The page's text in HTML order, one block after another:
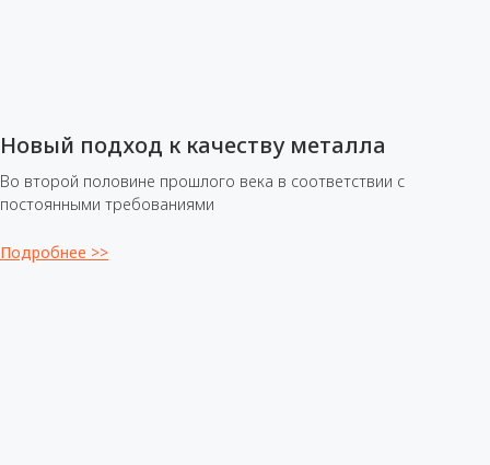
Новый подход к качеству металла
Во второй половине прошлого века в соответствии с
постоянными требованиями
Подробнее >>